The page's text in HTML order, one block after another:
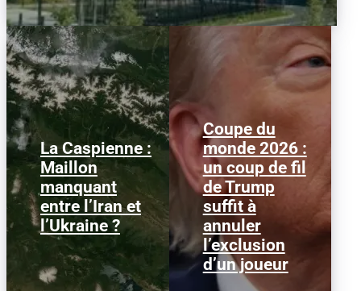
La Caspienne :
Maillon
manquant
entre l’Iran et
l’Ukraine ?
Samedi 25 juillet 2026,
des drones ukrainiens
ont frappé plusieurs
cibles en mer Caspienne,
parmi...
Coupe du
monde 2026 :
un coup de fil
de Trump
suffit à
annuler
l’exclusion
d’un joueur
Le 1er juillet 2026,
l'attaquant américain
Folarin Balogun recevait
un carton rouge
parfaitement...